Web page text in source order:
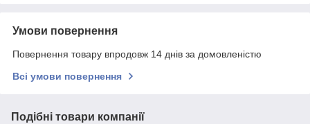
Умови повернення
Повернення товару впродовж 14 днів за домовленістю
Всі умови повернення
Подібні товари компанії